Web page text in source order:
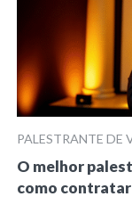
PALESTRANTE DE
O melhor
como contratar